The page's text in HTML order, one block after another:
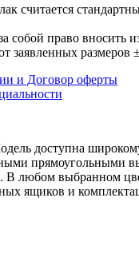
считается
собой право
заявленных размеров
и Договор оферты
доступна
прямоугольными
В любом выбранном
ящиков и